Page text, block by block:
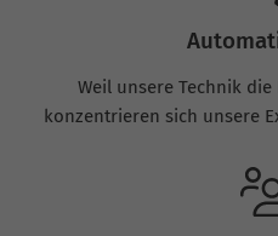
Weil unsere Technik
konzentrieren sich unsere